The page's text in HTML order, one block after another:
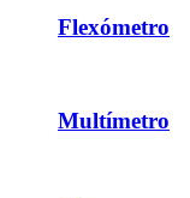
Flexómetro
Multímetro